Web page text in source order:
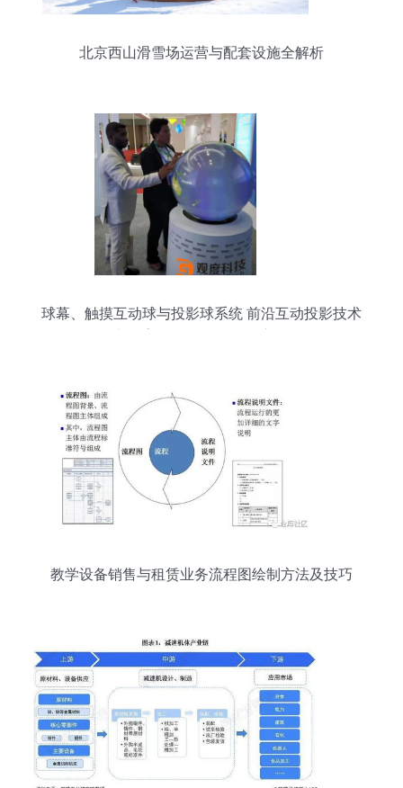
北京西山滑雪场运营与配套设施全解析
球幕、触摸互动球与投影球系统 前沿互动投影技术
教学设备销售与租赁业务流程图绘制方法及技巧